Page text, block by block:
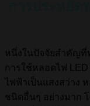
หนึ่งในปัจจัยสำคัญที่
การใช้หลอดไฟ
ไฟฟ้าเป็นแสงสว่าง
ชนิดอื่นๆ อย่างมาก